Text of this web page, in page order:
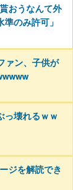
おうなんて外
のみ許可」
ァン、子供が
っ壊れるｗｗ
ジを解読でき